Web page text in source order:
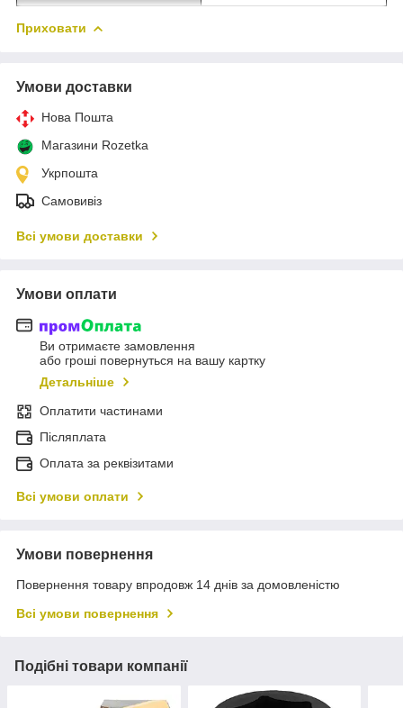
Приховати
Умови доставки
Нова Пошта
Магазини Rozetka
Укрпошта
Самовивіз
Всі умови доставки
Умови оплати
Ви отримаєте замовлення
або гроші повернуться на вашу картку
Детальніше
Оплатити частинами
Післяплата
Оплата за реквізитами
Всі умови оплати
Умови повернення
Повернення товару впродовж 14 днів за домовленістю
Всі умови повернення
Подібні товари компанії